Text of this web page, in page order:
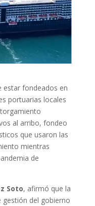
estar fondeados en
portuarias locales
al arribo, fondeo
que usaron las
mientras
de
Soto, afirmó que la
del gobierno